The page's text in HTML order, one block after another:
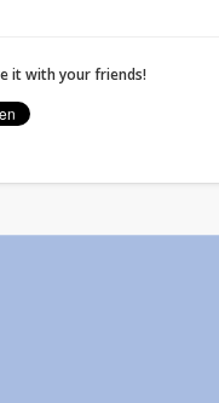
it with your friends!